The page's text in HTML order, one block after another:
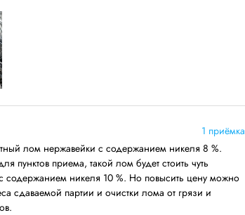
1 приёмка
лом нержавейки с содержанием никеля 8 %.
пунктов приема, такой лом будет стоить чуть
содержанием никеля 10 %. Но повысить цену можно
сдаваемой партии и очистки лома от грязи и